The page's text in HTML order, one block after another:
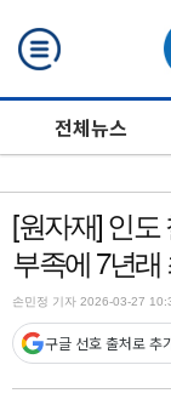
전체뉴스
[원자재] 인
부족에 7년
손민정 기자 2026-03-27
구글 선호 출처로 추